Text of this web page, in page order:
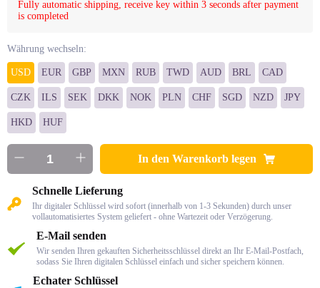
Fully automatic shipping, receive key within 3 seconds after payment
is completed
Währung wechseln:
USD EUR GBP MXN RUB TWD AUD BRL CAD
CZK ILS SEK DKK NOK PLN CHF SGD NZD JPY
HKD HUF
In den Warenkorb legen
Schnelle Lieferung
Ihr digitaler Schlüssel wird sofort (innerhalb von 1-3 Sekunden) durch unser
vollautomatisiertes System geliefert - ohne Wartezeit oder Verzögerung.
E-Mail senden
Wir senden Ihren gekauften Sicherheitsschlüssel direkt an Ihr E-Mail-Postfach,
sodass Sie Ihren digitalen Schlüssel einfach und sicher speichern können.
Echater Schlüssel